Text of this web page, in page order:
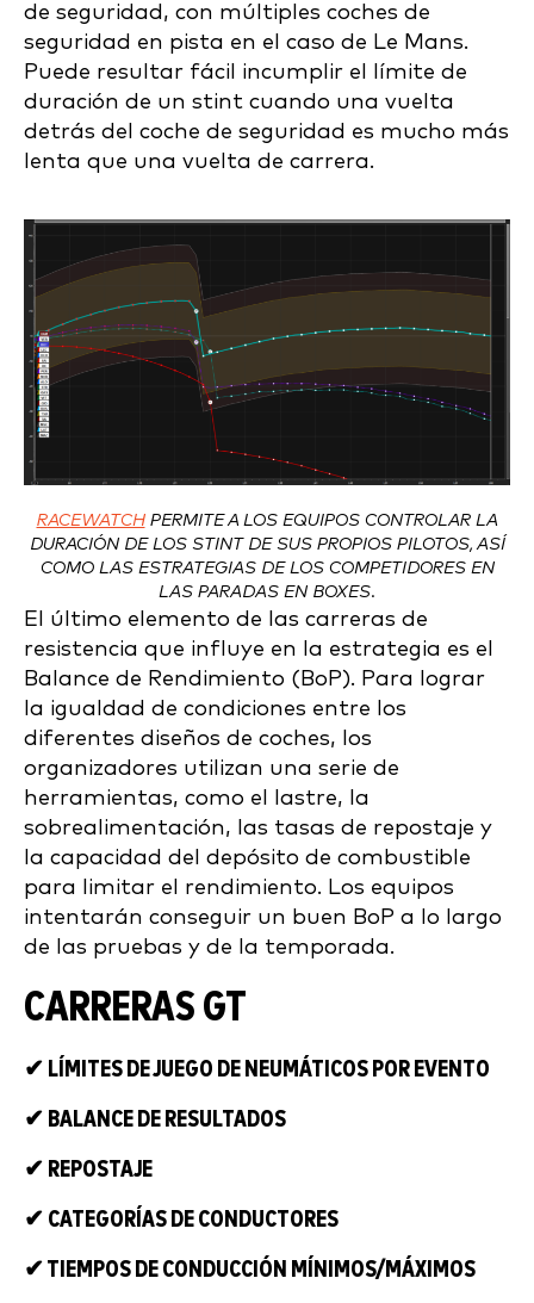
de seguridad, con múltiples coches de
seguridad en pista en el caso de Le Mans.
Puede resultar fácil incumplir el límite de
duración de un stint cuando una vuelta
detrás del coche de seguridad es mucho más
lenta que una vuelta de carrera.
RACEWATCHPERMITE A LOS EQUIPOS CONTROLAR LA
DURACIÓN DE LOS STINT DE SUS PROPIOS PILOTOS, ASÍ
COMO LAS ESTRATEGIAS DE LOS COMPETIDORES EN
LAS PARADAS EN BOXES.
El último elemento de las carreras de
resistencia que influye en la estrategia es el
Balance de Rendimiento (BoP). Para lograr
la igualdad de condiciones entre los
diferentes diseños de coches, los
organizadores utilizan una serie de
herramientas, como el lastre, la
sobrealimentación, las tasas de repostaje y
la capacidad del depósito de combustible
para limitar el rendimiento. Los equipos
intentarán conseguir un buen BoP a lo largo
de las pruebas y de la temporada.
CARRERAS GT
✔ LÍMITES DE JUEGO DE NEUMÁTICOS POR EVENTO
✔ BALANCE DE RESULTADOS
✔ REPOSTAJE
✔ CATEGORÍAS DE CONDUCTORES
✔ TIEMPOS DE CONDUCCIÓN MÍNIMOS/MÁXIMOS